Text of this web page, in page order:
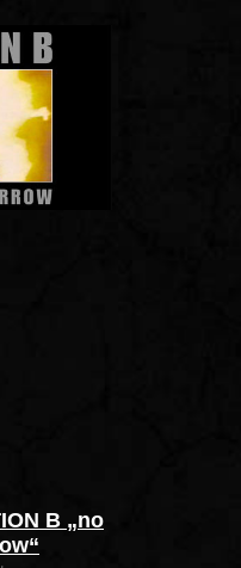
B „no